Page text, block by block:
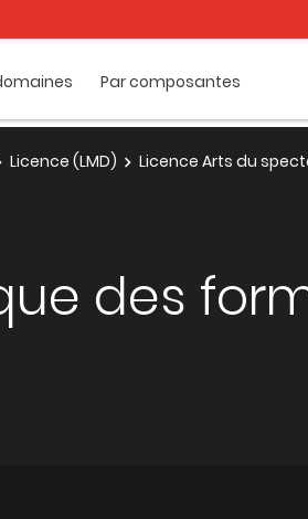
Par composantes
Licence (LMD) Licence Arts du
des